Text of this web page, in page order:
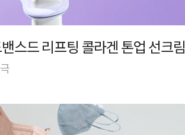
스드 리프팅 콜라겐 톤업 선크림